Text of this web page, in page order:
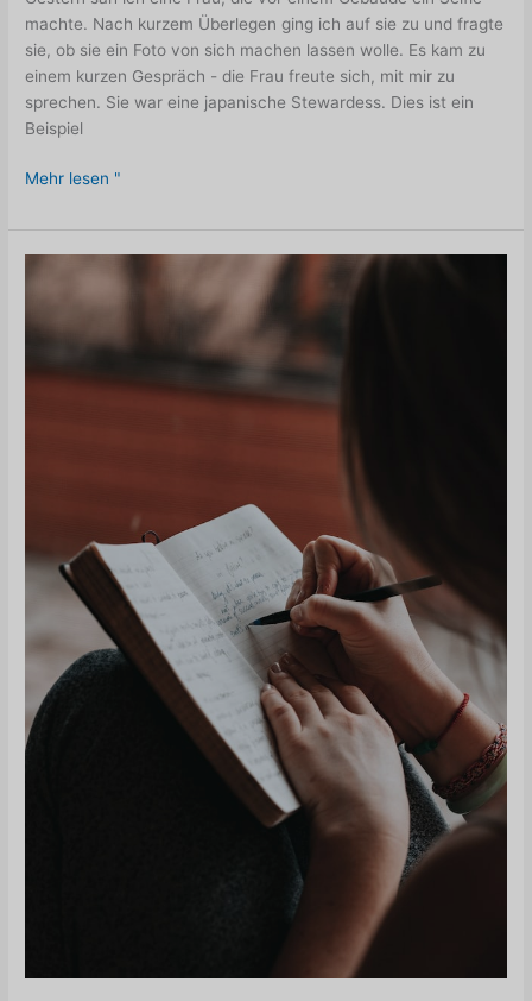
machte. Nach kurzem Überlegen ging ich auf sie zu und fragte
sie, ob sie ein Foto von sich machen lassen wolle. Es kam zu
einem kurzen Gespräch - die Frau freute sich, mit mir zu
sprechen. Sie war eine japanische Stewardess. Dies ist ein
Beispiel
Eine-
Regel
Mehr lesen "